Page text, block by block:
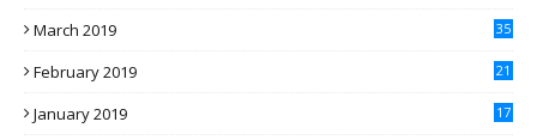
March 2019 35
February 2019 21
January 2019 17